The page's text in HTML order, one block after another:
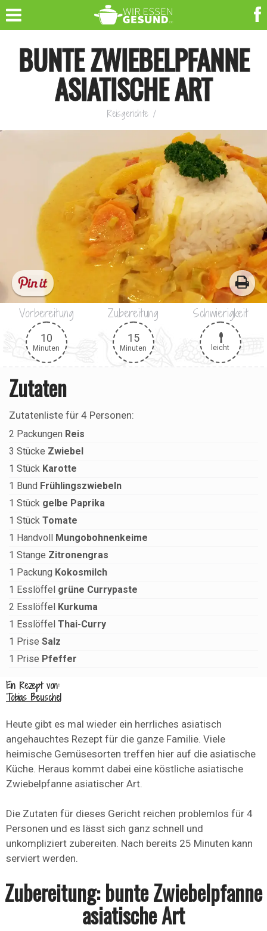
BUNTE ZWIEBELPFANNE
ASIATISCHE ART
Reisgerichte/
Vorbereitung
10
Minuten
Zubereitung
15
Minuten
Schwierigkeit
leicht
Zutaten
Zutatenliste für 4 Personen:
2 Packungen Reis
3 Stücke Zwiebel
1 Stück Karotte
1 Bund Frühlingszwiebeln
1 Stück gelbe Paprika
1 Stück Tomate
1 Handvoll Mungobohnenkeime
1 Stange Zitronengras
1 Packung Kokosmilch
1 Esslöffel grüne Currypaste
2 Esslöffel Kurkuma
1 Esslöffel Thai-Curry
1 Prise Salz
1 Prise Pfeffer
Ein Rezept von:
Tobias Beuschel
Heute gibt es mal wieder ein herrliches asiatisch
angehauchtes Rezept für die ganze Familie. Viele
heimische Gemüsesorten treffen hier auf die asiatische
Küche. Heraus kommt dabei eine köstliche asiatische
Zwiebelpfanne asiatischer Art.
Die Zutaten für dieses Gericht reichen problemlos für 4
Personen und es lässt sich ganz schnell und
unkompliziert zubereiten. Nach bereits 25 Minuten kann
serviert werden.
Zubereitung: bunte Zwiebelpfanne
asiatische Art